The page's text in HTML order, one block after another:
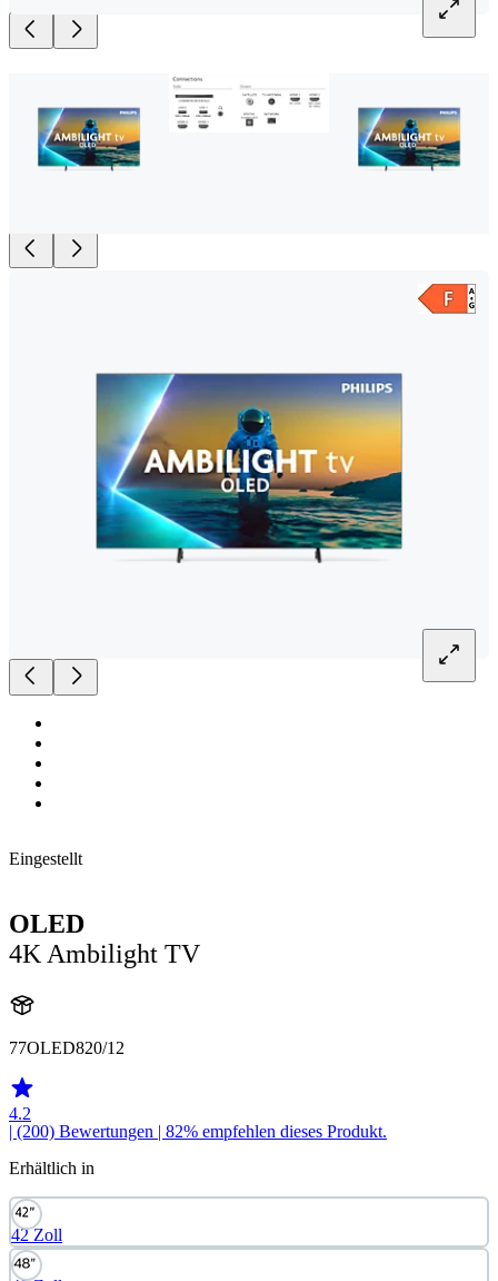
Eingestellt
OLED
4K Ambilight TV
77OLED820/12
4.2
| (200) Bewertungen | 82% empfehlen dieses Produkt.
Erhältlich in
42 Zoll